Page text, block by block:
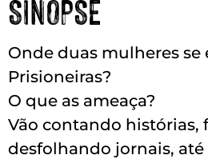
SINOPSE
Onde duas mulheres se
Prisioneiras?
O que as ameaça?
Vão contando histórias,
desfolhando jornais, até